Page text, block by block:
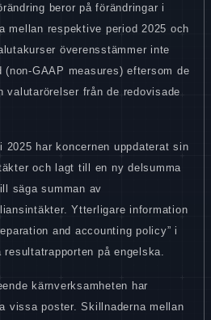
beror på förändringar i
mellan respektive period 2025 och
överensstämmer inte
(non-GAAP measures) eftersom de
valutarörelser från de redovisade
2025 har koncernen uppdaterat sin
och lagt till en ny delsumma
säga summan av
Ytterligare information
and accounting policy” i
på engelska.
kärnverksamheten har
vissa poster. Skillnaderna mellan